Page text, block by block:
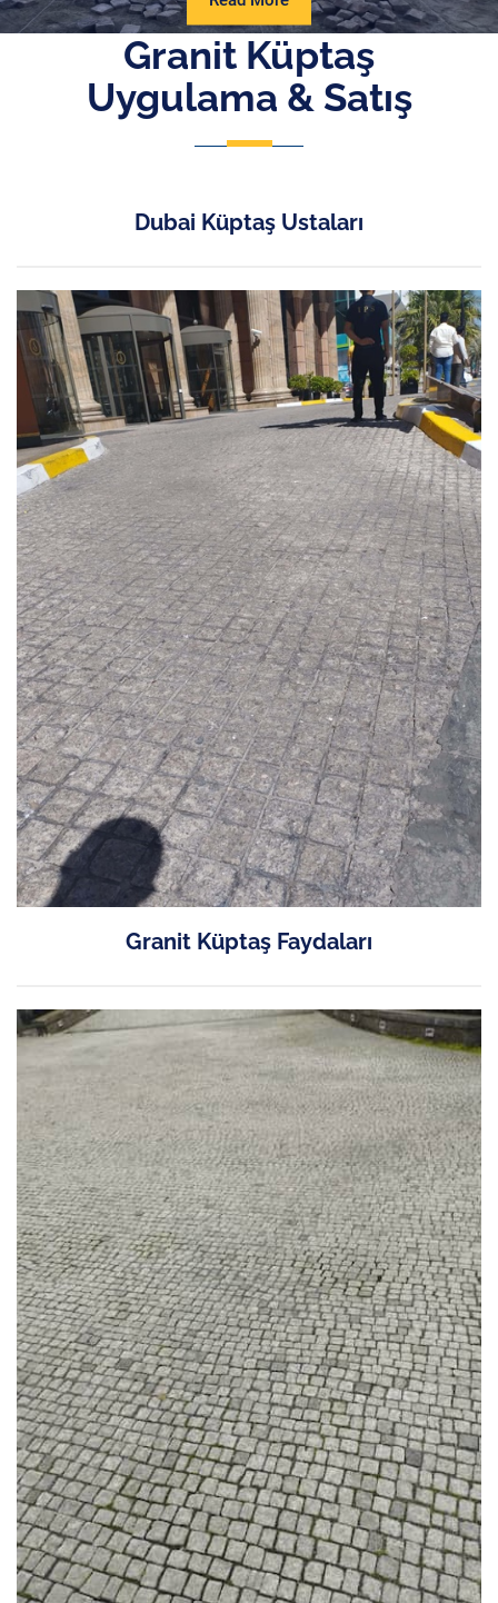
More
Granit Küptaş
Uygulama & Satış
Dubai Küptaş Ustaları
Granit Küptaş Faydaları